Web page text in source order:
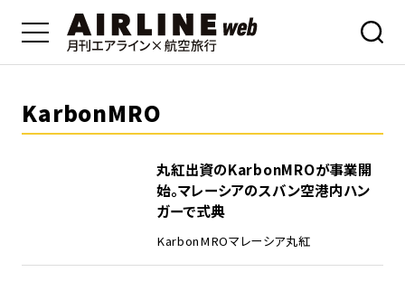
KarbonMRO
丸紅出資のKarbonMROが事業開
始。マレーシアのスバン空港内ハン
ガーで式典
KarbonMROマレーシア丸紅